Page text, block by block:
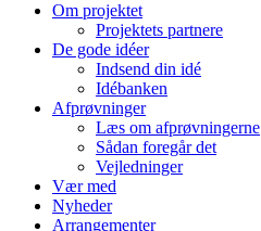
Om projektet
Projektets partnere
De gode idéer
Indsend din idé
Idébanken
Afprøvninger
Læs om afprøvningerne
Sådan foregår det
Vejledninger
Vær med
Nyheder
Arrangementer